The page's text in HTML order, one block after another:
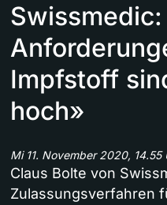
Impfstoff
hoch»
Mi 11. November 2020, 14.55
Claus Bolte von
Zulassungsverfahren